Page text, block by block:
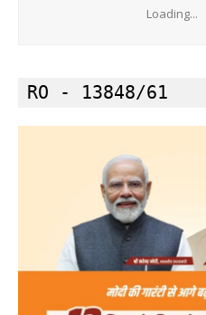
Loading...
RO - 13848/61